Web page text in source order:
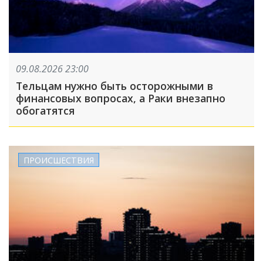
09.08.2026 23:00
Тельцам нужно быть осторожными в
финансовых вопросах, а Раки внезапно
обогатятся
ПРОИСШЕСТВИЯ